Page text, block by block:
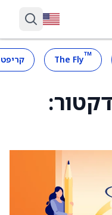
™
The Fly